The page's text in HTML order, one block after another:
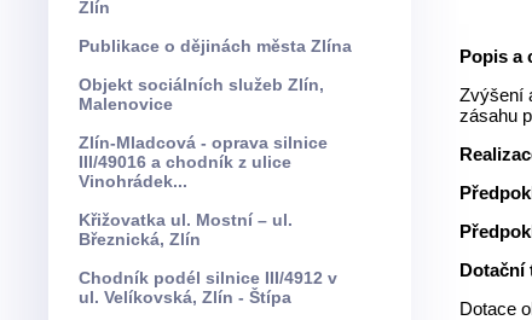
Zlín
Publikace o dějinách města Zlína
Objekt sociálních služeb Zlín,
Malenovice
Zlín-Mladcová - oprava silnice
III/49016 a chodník z ulice
Vinohrádek...
Křižovatka ul. Mostní – ul.
Březnická, Zlín
Chodník podél silnice III/4912 v
ul. Velíkovská, Zlín - Štípa
Popis a
Zvýšení
zásahu
Dotační
Dotace